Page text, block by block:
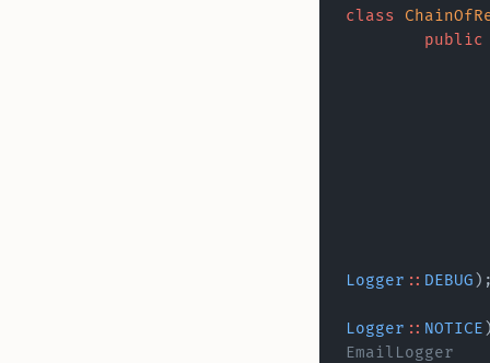
class
	public
Logger :: DEBUG
Logger :: NOTICE
EmailLogger